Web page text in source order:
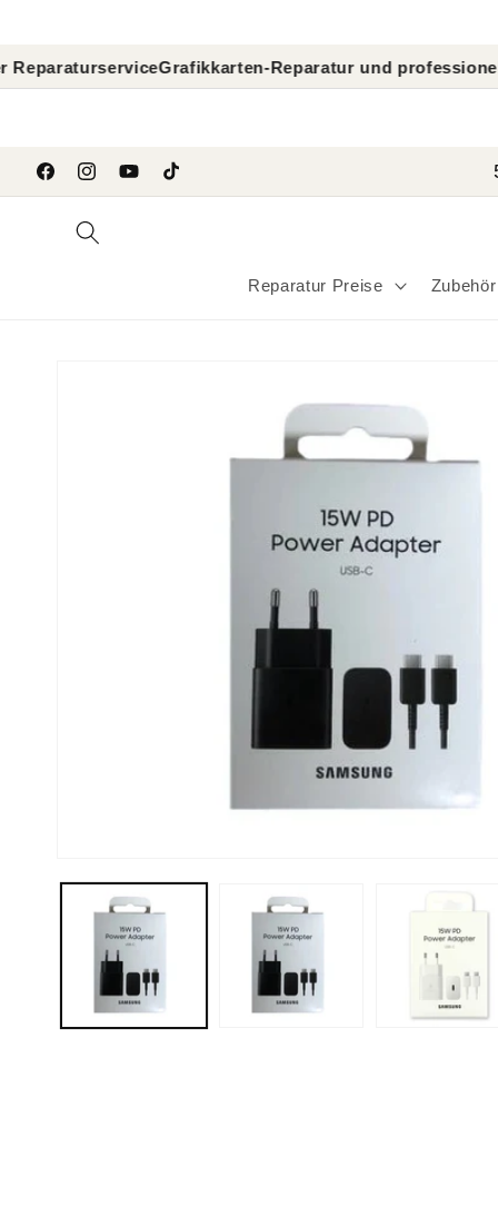
Grafikkarten-Reparatur und professionelle GPU-
FacebookInstagramYouTubeTikTok
Reparatur Preise Zubehör